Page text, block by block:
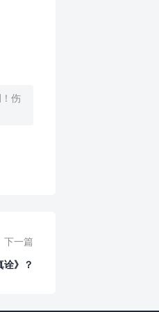
伤
下一篇
诠》？